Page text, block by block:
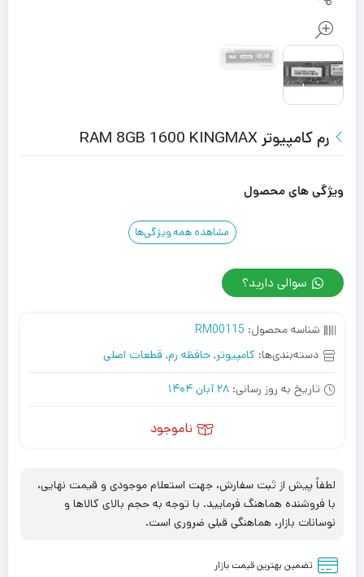
رم کامپیوتر RAM 8GB 1600 KINGMAX
ویژگی های محصول
مشاهده همه ویژگی‌ها
سوالی دارید؟
شناسه محصول: RM00115
دسته‌بندی‌ها: کامپیوتر, حافظه رم, قطعات اصلی
تاریخ به روز رسانی: 28 آبان 1404
ناموجود
لطفاً پیش از ثبت سفارش، جهت استعلام موجودی و قیمت نهایی،
با فروشنده هماهنگ فرمایید. با توجه به حجم بالای کالاها و
نوسانات بازار، هماهنگی قبلی ضروری است.
تضمین بهترین قیمت بازار